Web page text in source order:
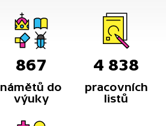
867
námětů do
výuky
4 838
pracovních
listů